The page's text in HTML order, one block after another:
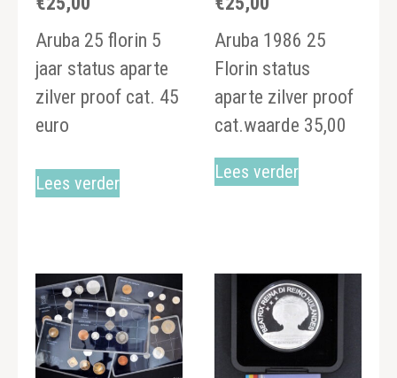
Aruba 25 florin 5
jaar status aparte
zilver proof cat. 45
euro
Lees verder
Aruba 1986 25
Florin status
aparte zilver proof
cat.waarde 35,00
Lees verder